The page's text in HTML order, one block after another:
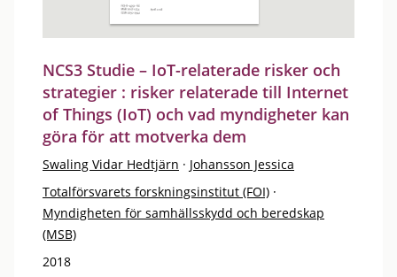
NCS3 Studie – IoT-relaterade risker och
strategier : risker relaterade till Internet
of Things (IoT) och vad myndigheter kan
göra för att motverka dem
Swaling Vidar Hedtjärn · Johansson Jessica
Totalförsvarets forskningsinstitut (FOI) ·
Myndigheten för samhällsskydd och beredskap
(MSB)
2018